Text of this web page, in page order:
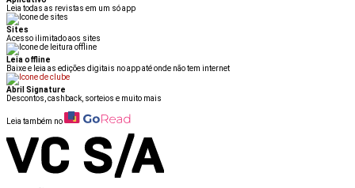
Leia todas as revistas em um só app
Sites
Acesso ilimitado aos sites
Leia offline
Baixe e leia as edições digitais no app até onde não tem internet
Abril Signature
Descontos, cashback, sorteios e muito mais
Leia também no